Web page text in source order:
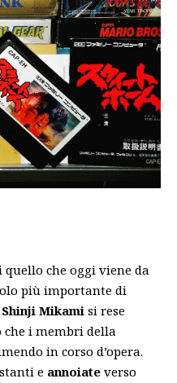
che oggi viene da
più importante di
Shinji Mikami si rese
che i membri della
in corso d’opera.
e annoiate verso